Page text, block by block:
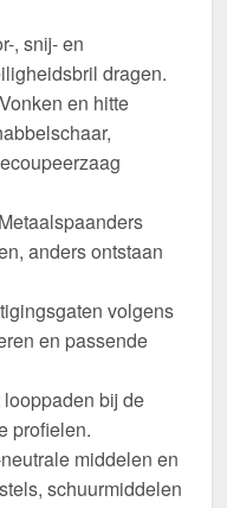
, snij- en
dragen.
en hitte
anders ontstaan
volgens
en passende
bij de
profielen.
middelen en
schuurmiddelen